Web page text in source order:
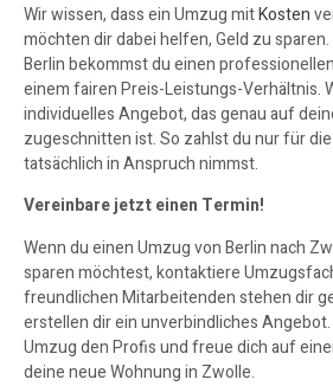
Wir wissen, dass ein Umzug mitKosten
möchten dir dabei helfen, Geld zu
Berlin bekommst du einen
einem fairen Preis-Leistungs-Verhältnis.
individuelles Angebot, das genau auf
zugeschnitten ist. So zahlst du nur für
tatsächlich in Anspruch nimmst.
Vereinbare jetzt einen Termin!
Wenn du einen Umzug von Berlin nach
sparen möchtest, kontaktiere
freundlichen Mitarbeitenden stehen dir
erstellen dir ein unverbindliches
Umzug den Profis und freue dich auf
deine neue Wohnung in Zwolle.